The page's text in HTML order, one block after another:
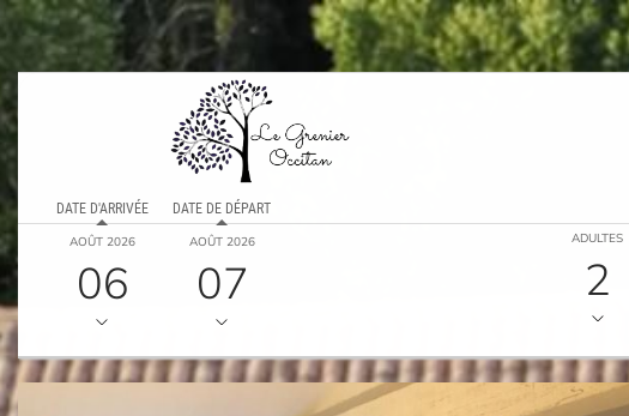
DATE D'ARRIVÉE
AOÛT 2026
06
DATE DE DÉPART
AOÛT 2026
07
ADULTES
2